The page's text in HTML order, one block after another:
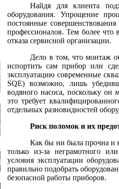
Найдя для клиента
оборудования. Упрощение
постоянные
профессионалов. Тем более что
отказа сервисной организации.
Дело в том, что монтаж
испортить сам прибор или
эксплуатацию современные
SQE) возможно, лишь
водяного насоса, поскольку он
это требует
отдельных разновидностей
Риск поломок и их
Как бы ни была прочна и
только из-за неграмотного
условия эксплуатации
правильно подобрать
безопасной работы приборов.